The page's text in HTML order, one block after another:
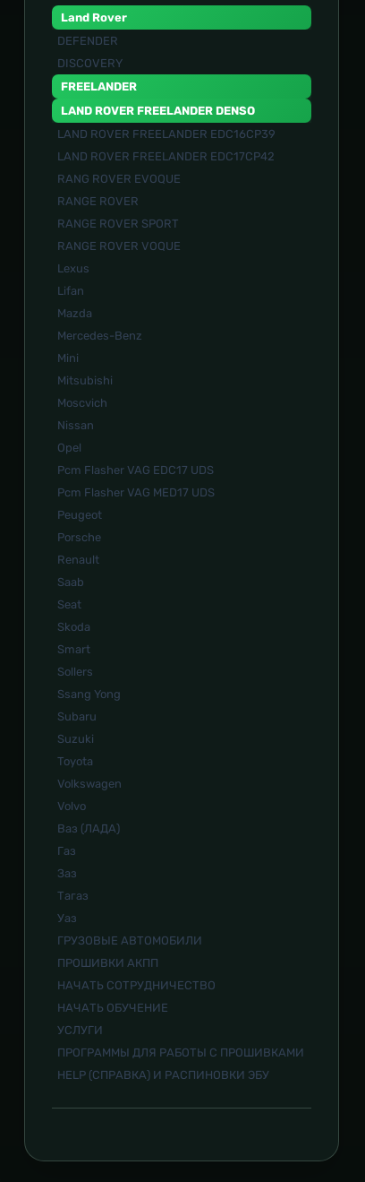
Land Rover
DEFENDER
DISCOVERY
FREELANDER
LAND ROVER FREELANDER DENSO
LAND ROVER FREELANDER EDC16CP39
LAND ROVER FREELANDER EDC17CP42
RANG ROVER EVOQUE
RANGE ROVER
RANGE ROVER SPORT
RANGE ROVER VOQUE
Lexus
Lifan
Mazda
Mercedes-Benz
Mini
Mitsubishi
Moscvich
Nissan
Opel
Pcm Flasher VAG EDC17 UDS
Pcm Flasher VAG MED17 UDS
Peugeot
Porsche
Renault
Saab
Seat
Skoda
Smart
Sollers
Ssang Yong
Subaru
Suzuki
Toyota
Volkswagen
Volvo
Ваз (ЛАДА)
Газ
Заз
Тагаз
Уаз
ГРУЗОВЫЕ АВТОМОБИЛИ
ПРОШИВКИ АКПП
НАЧАТЬ СОТРУДНИЧЕСТВО
НАЧАТЬ ОБУЧЕНИЕ
УСЛУГИ
ПРОГРАММЫ ДЛЯ РАБОТЫ С ПРОШИВКАМИ
HELP (СПРАВКА) И РАСПИНОВКИ ЭБУ